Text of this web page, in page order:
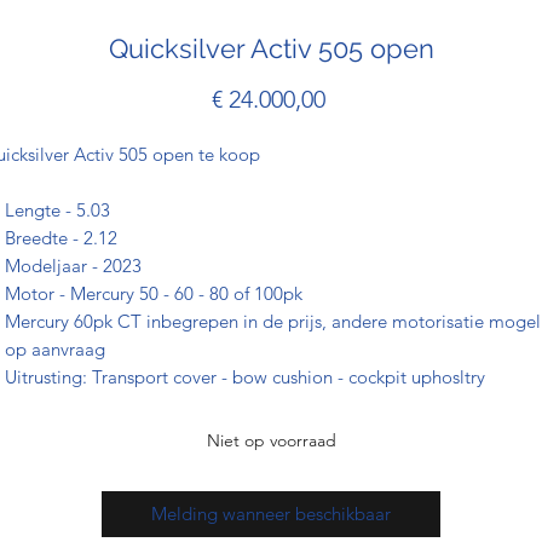
Quicksilver Activ 505 open
€ 24.000,00Prijs
Activ 505 open te koop
Lengte - 5.03
Breedte - 2.12
Modeljaar - 2023
Motor - Mercury 50 - 60 - 80 of 100pk
Mercury 60pk CT inbegrepen in de prijs, andere motorisatie
op aanvraag
Uitrusting: Transport cover - bow cushion - cockpit uphosltry
Niet op voorraad
Melding wanneer beschikbaar